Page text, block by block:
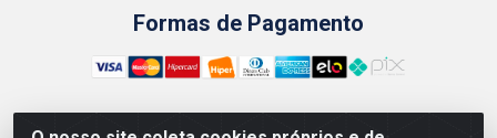
Formas de Pagamento